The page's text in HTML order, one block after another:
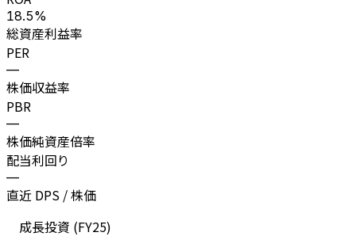
18.5%
総資産利益率
PER
—
株価収益率
PBR
—
株価純資産倍率
配当利回り
—
直近 DPS / 株価
成長投資 (FY25)